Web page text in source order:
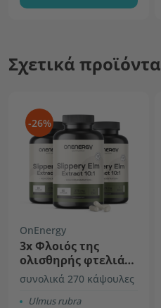
Σχετικά προϊόντα
-26%
OnEnergy
3x Φλοιός της
ολισθηρής φτελιάς
– εκχύλισμα 10:1
συνολικά 270 κάψουλες
Ulmus rubra